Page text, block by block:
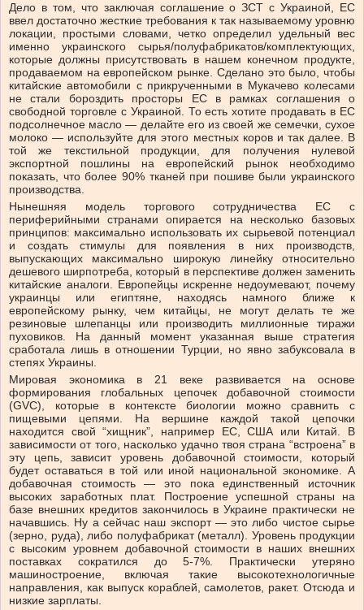
Дело в том, что заключая соглашение о ЗСТ с Украиной, ЕС
ввел достаточно жесткие требования к так называемому уровню
локации, простыми словами, четко определил удельный вес
именно украинского сырья/полуфабрикатов/комплектующих,
которые должны присутствовать в нашем конечном продукте,
продаваемом на европейском рынке. Сделано это было, чтобы
китайские автомобили с прикрученными в Мукачево колесами
не стали бороздить просторы ЕС в рамках соглашения о
свободной торговле с Украиной. То есть хотите продавать в ЕС
подсолнечное масло — делайте его из своей же семечки, сухое
молоко — используйте для этого местных коров и так далее. В
той же текстильной продукции, для получения нулевой
экспортной пошлины на европейский рынок необходимо
показать, что более 90% тканей при пошиве были украинского
производства.
Нынешняя модель торгового сотрудничества ЕС с
периферийными странами опирается на несколько базовых
принципов: максимально использовать их сырьевой потенциал
и создать стимулы для появления в них производств,
выпускающих максимально широкую линейку относительно
дешевого ширпотреба, который в перспективе должен заменить
китайские аналоги. Европейцы искренне недоумевают, почему
украинцы или египтяне, находясь намного ближе к
европейскому рынку, чем китайцы, не могут делать те же
резиновые шлепанцы или производить миллионные тиражи
пуховиков. На данный момент указанная выше стратегия
сработала лишь в отношении Турции, но явно забуксовала в
степях Украины.
Мировая экономика в 21 веке развивается на основе
формирования глобальных цепочек добавочной стоимости
(GVC), которые в контексте биологии можно сравнить с
пищевыми цепями. На вершине каждой такой цепочки
находится свой “хищник”, например ЕС, США или Китай. В
зависимости от того, насколько удачно твоя страна “встроена” в
эту цепь, зависит уровень добавочной стоимости, который
будет оставаться в той или иной национальной экономике. А
добавочная стоимость — это пока единственный источник
высоких заработных плат. Построение успешной страны на
базе внешних кредитов закончилось в Украине практически не
начавшись. Ну а сейчас наш экспорт — это либо чистое сырье
(зерно, руда), либо полуфабрикат (металл). Уровень продукции
с высоким уровнем добавочной стоимости в наших внешних
поставках сократился до 5-7%. Практически утеряно
машиностроение, включая такие высокотехнологичные
направления, как выпуск кораблей, самолетов, ракет. Отсюда и
низкие зарплаты.